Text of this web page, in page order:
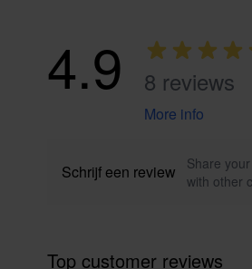
4.9 8 reviews
More info
Schrijf een review
Share
with other
Top customer reviews